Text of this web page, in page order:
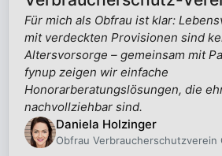
Für mich als Obfrau ist klar:
mit verdeckten Provisionen sind
Altersvorsorge – gemeinsam mit
fynup zeigen wir einfache
Honorarberatungslösungen, die
nachvollziehbar sind.
Daniela Holzinger
Obfrau Verbraucherschutzverein